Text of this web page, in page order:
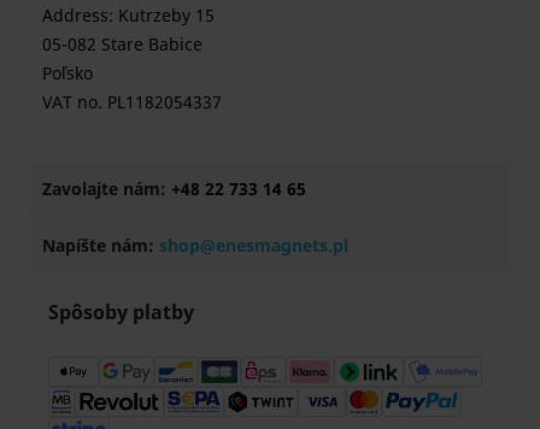
Address: Kutrzeby 15
05-082 Stare Babice
Poľsko
VAT no. PL1182054337
Zavolajte nám: +48 22 733 14 65
Napíšte nám: shop@enesmagnets.pl
Spôsoby platby